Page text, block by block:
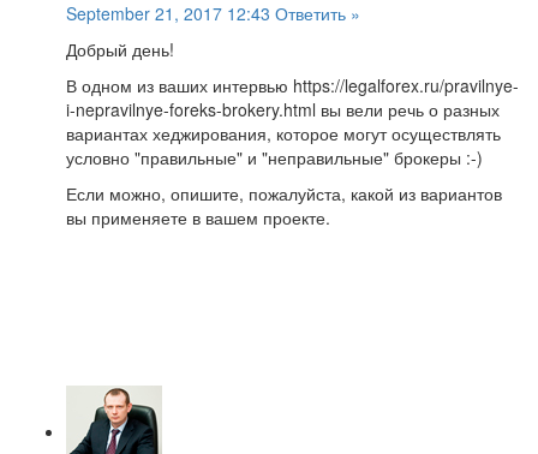
September 21, 2017 12:43 Ответить »
Добрый день!
В одном из ваших интервью https://legalforex.ru/pravilnye-
i-nepravilnye-foreks-brokery.html вы вели речь о разных
вариантах хеджирования, которое могут осуществлять
условно "правильные" и "неправильные" брокеры :-)
Если можно, опишите, пожалуйста, какой из вариантов
вы применяете в вашем проекте.